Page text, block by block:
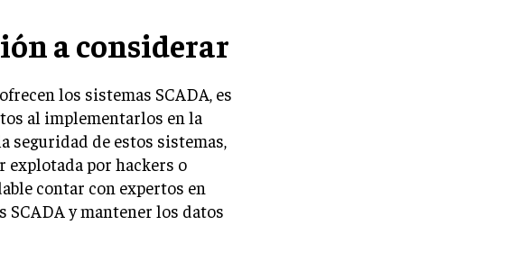
a considerar
los sistemas SCADA, es
al implementarlos en la
seguridad de estos sistemas,
explotada por hackers o
contar con expertos en
y mantener los datos